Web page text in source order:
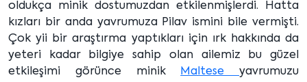
oldukça minik dostumuzdan etkilenmişlerdi. Hatta
kızları bir anda yavrumuza Pilav ismini bile vermişti.
Çok yii bir araştırma yaptıkları için ırk hakkında da
yeteri kadar bilgiye sahip olan ailemiz bu güzel
etkileşimi görünce minik
Maltese yavrumuzu